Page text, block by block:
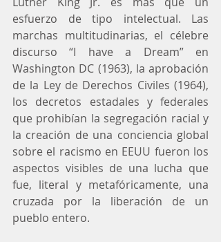
esfuerzo de tipo intelectual. Las
marchas multitudinarias, el célebre
discurso “I have a Dream” en
Washington DC (1963), la aprobación
de la Ley de Derechos Civiles (1964),
los decretos estadales y federales
que prohibían la segregación racial y
la creación de una conciencia global
sobre el racismo en EEUU fueron los
aspectos visibles de una lucha que
fue, literal y metafóricamente, una
cruzada por la liberación de un
pueblo entero.